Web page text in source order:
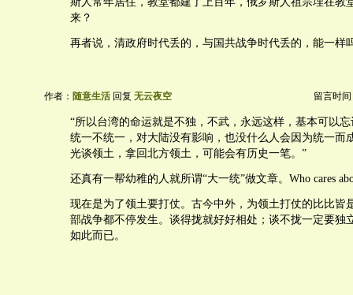
来？
再者说，清政府时代丢的，与国共战争时代丢的，能一样
作者： 随意生活 回复 无云夜空 留言时间
“所以台湾的命运就是不独，不武，永远这样，基本可以
统一不统一，对大陆没有影响，也没什么人会因为统一而
光谈领土，拿回北方领土，可能会有历史一笔。”
还真有一帮幼稚的人就所谓“大一统”做文章。Who cares
现在是为了领土要打仗。古今中外，为领土打仗的比比皆
部战争都不停发生。谈得拢就好好相处；谈不拢一定要独
如此而已。